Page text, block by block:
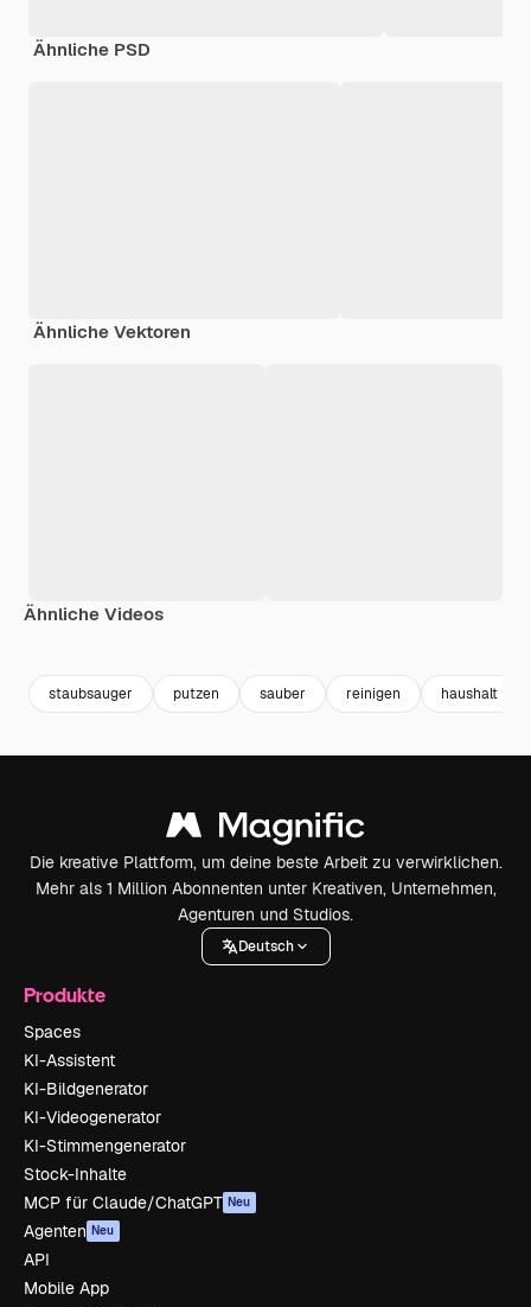
Ähnliche PSD
Ähnliche Vektoren
Ähnliche Videos
staubsauger putzen sauber reinigen haushalt
Die kreative Plattform, um deine beste Arbeit zu verwirklichen.
Mehr als 1 Million Abonnenten unter Kreativen, Unternehmen,
Agenturen und Studios.
Deutsch
Produkte
Spaces
KI-Assistent
KI-Bildgenerator
KI-Videogenerator
KI-Stimmengenerator
Stock-Inhalte
MCP für Claude/ChatGPT Neu
Agenten Neu
API
Mobile App